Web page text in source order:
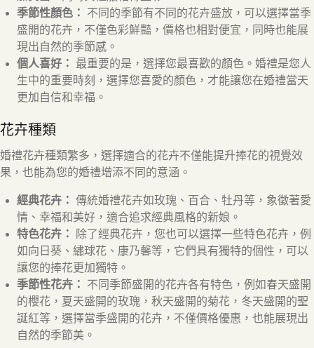
季節性顏色：
不同的季節有不同的花卉盛放，可以選擇當季
盛開的花卉，不僅色彩鮮豔，價格也相對便宜，同時也能展
現出自然的季節感。
個人喜好：
最重要的是，選擇您最喜歡的顏色。婚禮是您人
生中的重要時刻，選擇您喜愛的顏色，才能讓您在婚禮當天
更加自信和幸福。
花卉種類
婚禮花卉種類繁多，選擇適合的花卉不僅能提升捧花的視覺效
果，也能為您的婚禮增添不同的意涵。
經典花卉： 傳統婚禮花卉如玫瑰、百合、牡丹等，象徵著愛
情、幸福和美好，適合追求經典風格的新娘。
特色花卉：
除了經典花卉，您也可以選擇一些特色花卉，例
如向日葵、繡球花、康乃馨等，它們具有獨特的個性，可以
讓您的捧花更加獨特。
季節性花卉：
不同季節盛開的花卉各有特色，例如春天盛開
的櫻花，夏天盛開的玫瑰，秋天盛開的菊花，冬天盛開的聖
誕紅等，選擇當季盛開的花卉，不僅價格優惠，也能展現出
自然的季節美。